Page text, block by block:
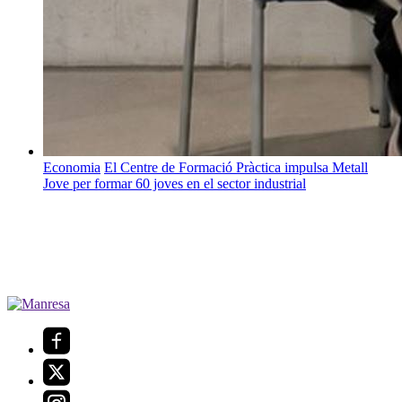
Economia El Centre de Formació Pràctica impulsa Metall
Jove per formar 60 joves en el sector industrial